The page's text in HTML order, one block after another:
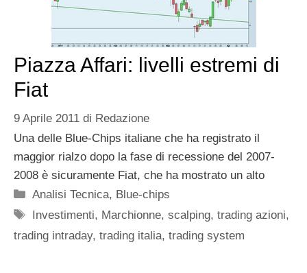
Piazza Affari: livelli estremi di
Fiat
9 Aprile 2011 di Redazione
Una delle Blue-Chips italiane che ha registrato il
maggior rialzo dopo la fase di recessione del 2007-
2008 è sicuramente Fiat, che ha mostrato un alto
Categorie
Analisi Tecnica, Blue-chips
Tag
Investimenti, Marchionne,scalping,trading azioni,
trading intraday, trading italia, trading system